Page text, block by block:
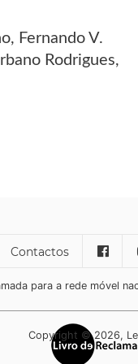
Fernando V.
Rodrigues,
Contactos
para a rede móvel
Copyright © 2026,